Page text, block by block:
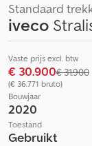
Standaard
iveco
Vaste prijs excl. btw
€ 30.900€ 31.900
(€ 36.771 bruto)
Bouwjaar
2020
Toestand
Gebruikt